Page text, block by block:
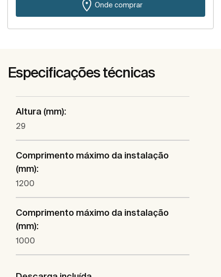
Onde comprar
Especificações técnicas
Altura (mm):
29
Comprimento máximo da instalação
(mm):
1200
Comprimento máximo da instalação
(mm):
1000